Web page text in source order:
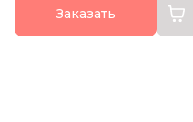
Заказать